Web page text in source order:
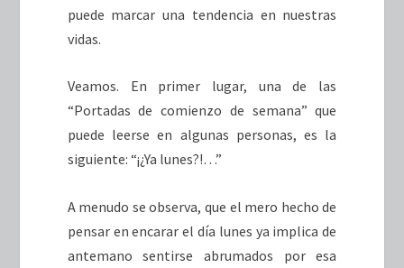
puede marcar una tendencia en nuestras
vidas.
Veamos. En primer lugar, una de las
“Portadas de comienzo de semana” que
puede leerse en algunas personas, es la
siguiente: “¡¿Ya lunes?!…”
A menudo se observa, que el mero hecho de
pensar en encarar el día lunes ya implica de
antemano sentirse abrumados por esa